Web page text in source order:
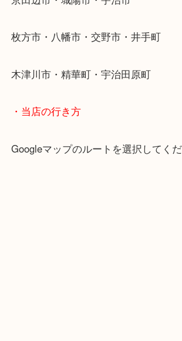
学研都市線「京田辺駅」
・よくご来店いただくエリア
京田辺市・城陽市・宇治市
枚方市・八幡市・交野市・井手町